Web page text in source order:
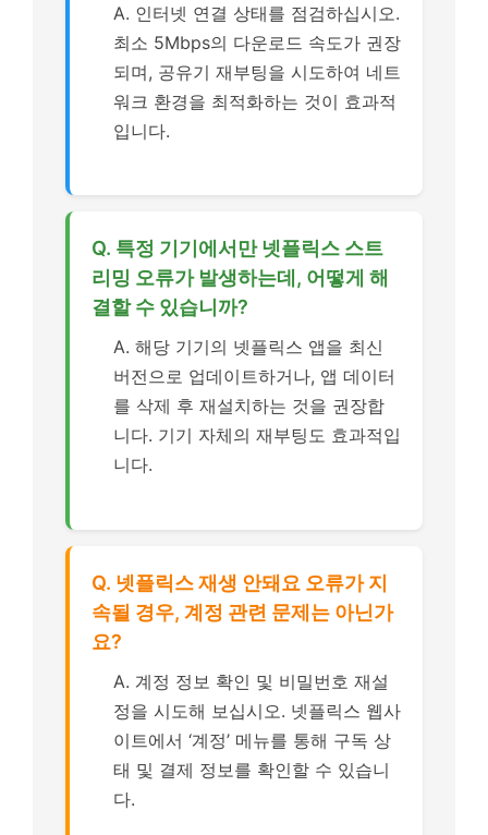
A. 인터넷 연결 상태를 점검하십시오.
최소 5Mbps의 다운로드 속도가 권장
되며, 공유기 재부팅을 시도하여 네트
워크 환경을 최적화하는 것이 효과적
입니다.
Q. 특정 기기에서만 넷플릭스 스트
리밍 오류가 발생하는데, 어떻게 해
결할 수 있습니까?
A. 해당 기기의 넷플릭스 앱을 최신
버전으로 업데이트하거나, 앱 데이터
를 삭제 후 재설치하는 것을 권장합
니다. 기기 자체의 재부팅도 효과적입
니다.
Q. 넷플릭스 재생 안돼요 오류가 지
속될 경우, 계정 관련 문제는 아닌가
요?
A. 계정 정보 확인 및 비밀번호 재설
정을 시도해 보십시오. 넷플릭스 웹사
이트에서 ‘계정’ 메뉴를 통해 구독 상
태 및 결제 정보를 확인할 수 있습니
다.